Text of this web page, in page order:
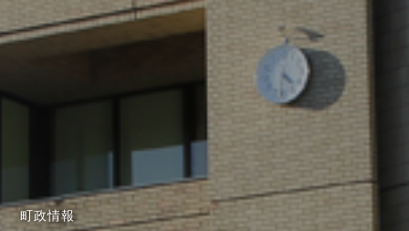
町政情報